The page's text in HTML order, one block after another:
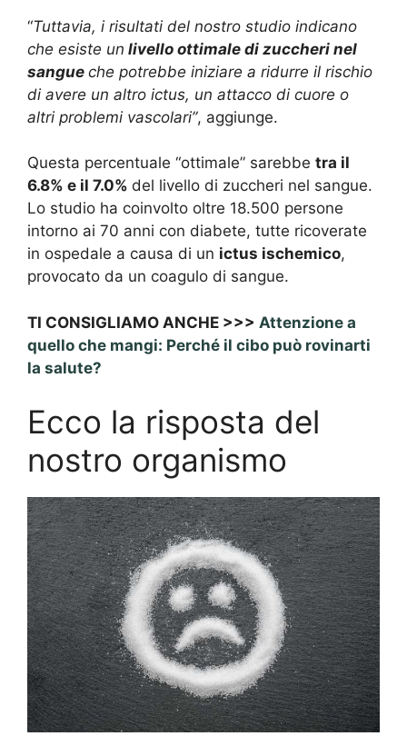
“Tuttavia, i risultati del nostro studio indicano
che esiste un livello ottimale di zuccheri nel
sangue che potrebbe iniziare a ridurre il rischio
di avere un altro ictus, un attacco di cuore o
altri problemi vascolari”, aggiunge.
Questa percentuale “ottimale” sarebbe tra il
6.8% e il 7.0% del livello di zuccheri nel sangue.
Lo studio ha coinvolto oltre 18.500 persone
intorno ai 70 anni con diabete, tutte ricoverate
in ospedale a causa di un ictus ischemico,
provocato da un coagulo di sangue.
TI CONSIGLIAMO ANCHE >>> Attenzione a
quello che mangi: Perché il cibo può rovinarti
la salute?
Ecco la risposta del
nostro organismo